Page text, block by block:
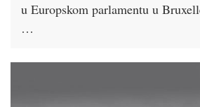
u Europskom parlamentu u
…